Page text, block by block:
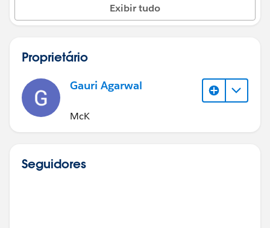
Exibir tudo
Proprietário
Gauri Agarwal
McK
Seguidores